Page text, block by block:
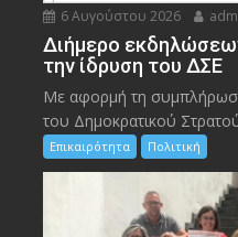
6 Αυγούστου 2026
Διήμερο
την ίδρυση του ΔΣΕ
Με αφορμή τη
του Δημοκρατικού
Επικαιρότητα Πολιτική